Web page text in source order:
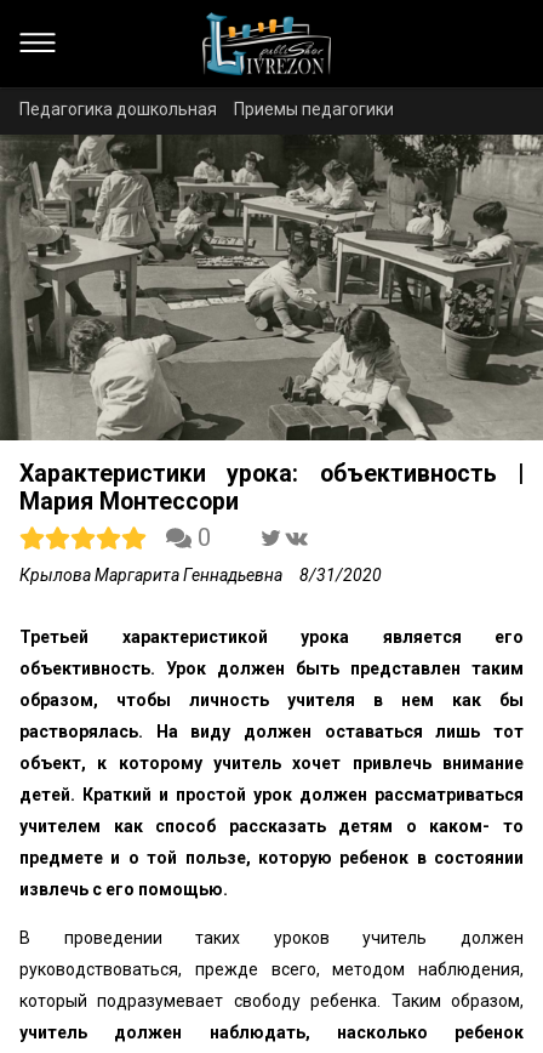
Педагогика дошкольная Приемы педагогики
Характеристики урока: объективность |
Мария Монтессори
0
Крылова Маргарита Геннадьевна 8/31/2020
Третьей характеристикой урока является его
объективность. Урок должен быть представлен таким
образом, чтобы личность учителя в нем как бы
растворялась. На виду должен оставаться лишь тот
объект, к которому учитель хочет привлечь внимание
детей. Краткий и простой урок должен рассматриваться
учителем как способ рассказать детям о каком- то
предмете и о той пользе, которую ребенок в состоянии
извлечь с его помощью.
В проведении таких уроков учитель должен
руководствоваться, прежде всего, методом наблюдения,
который подразумевает свободу ребенка. Таким образом,
учитель должен наблюдать, насколько ребенок